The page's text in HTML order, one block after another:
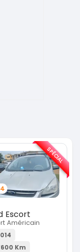
4
Escort
Américain
Km
SPÉCIAL